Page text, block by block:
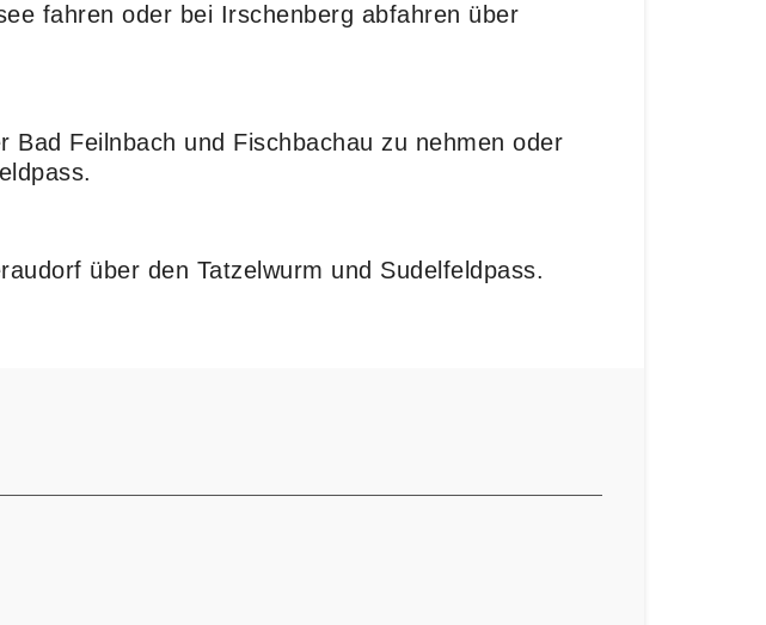
fahren oder bei Irschenberg abfahren über
Bad Feilnbach und Fischbachau zu nehmen oder
über den Tatzelwurm und Sudelfeldpass.